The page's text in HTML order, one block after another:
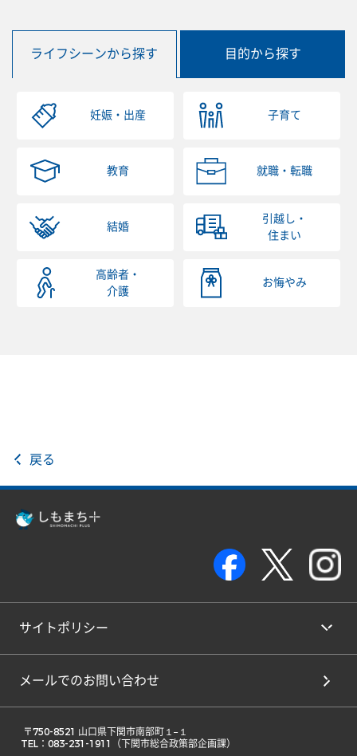
ライフシーンから探す 目的から探す
妊娠・出産 子育て
教育 就職・転職
結婚
引越し・
住まい
高齢者・
介護
お悔やみ
戻る
サイトポリシー
メールでのお問い合わせ
TEL：083-231-1911（下関市総合政策部企画課）